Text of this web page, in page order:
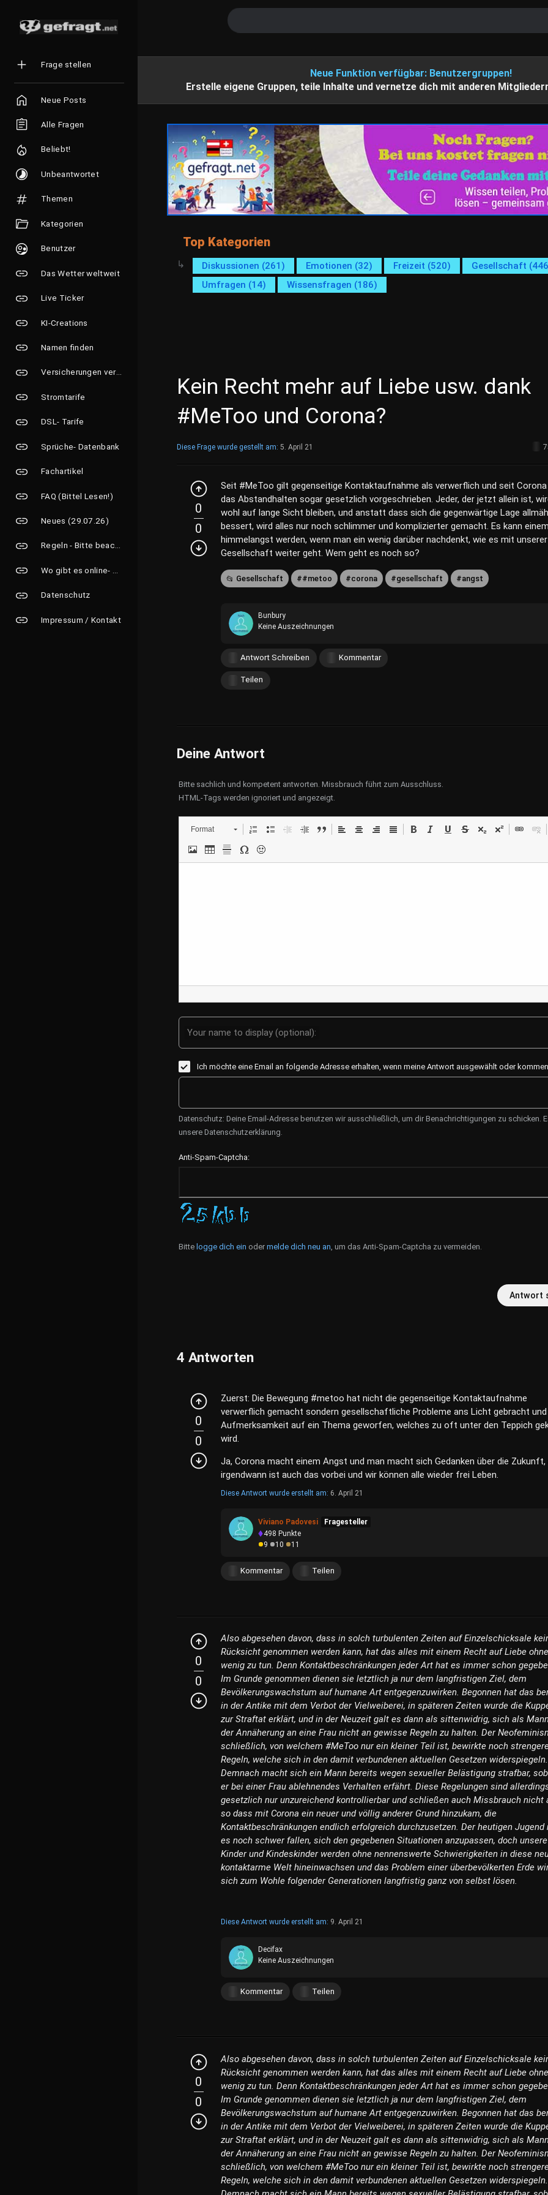
Neue Funktion verfügbar: Benutzergruppen!
Erstelle eigene Gruppen, teile Inhalte und vernetze dich mit anderen
Frage stellen
Neue Posts
Alle Fragen
Beliebt!
Unbeantwortet
Themen
Kategorien
Benutzer
Das Wetter weltweit
Live Ticker
KI-Creations
Namen finden
Versicherungen vergleichen
Stromtarife
DSL- Tarife
Sprüche- Datenbank
Fachartikel
FAQ (Bittel Lesen!)
Neues (29.07.26)
Regeln - Bitte beachten!
Wo gibt es online- Grusskarten?
Datenschutz
Impressum / Kontakt
Top Kategorien
Diskussionen (261) Emotionen (32) Freizeit (520) Gesellschaft
Umfragen (14)
Wissensfragen (186)
Kein Recht mehr auf Liebe usw. dank
#MeToo und Corona?
Diese Frage wurde gestellt am: 5. April 21
0
0
Seit #MeToo gilt gegenseitige Kontaktaufnahme als verwerflich und seit
das Abstandhalten sogar gesetzlich vorgeschrieben. Jeder, der jetzt allein ist,
wohl auf lange Sicht bleiben, und anstatt dass sich die gegenwärtige Lage
bessert, wird alles nur noch schlimmer und komplizierter gemacht. Es kann einem
himmelangst werden, wenn man ein wenig darüber nachdenkt, wie es mit unserer
Gesellschaft weiter geht. Wem geht es noch so?
Gesellschaft #metoo corona gesellschaft angst
Bunbury
Keine Auszeichnungen
Antwort Schreiben Kommentar
Teilen
Deine Antwort
Bitte sachlich und kompetent antworten. Missbrauch führt zum Ausschluss.
HTML-Tags werden ignoriert und angezeigt.
Format
Your name to display (optional):
Ich möchte eine Email an folgende Adresse erhalten, wenn meine Antwort ausgewählt oder
Datenschutz: Deine Email-Adresse benutzen wir ausschließlich, um dir Benachrichtigungen zu schicken.
unsere Datenschutzerklärung.
Anti-Spam-Captcha:
Bitte logge dich ein oder melde dich neu an, um das Anti-Spam-Captcha zu vermeiden.
Antwort
4 Antworten
0
0
Zuerst: Die Bewegung #metoo hat nicht die gegenseitige Kontaktaufnahme
verwerflich gemacht sondern gesellschaftliche Probleme ans Licht gebracht und
Aufmerksamkeit auf ein Thema geworfen, welches zu oft unter den Teppich
wird.
Ja, Corona macht einem Angst und man macht sich Gedanken über die Zukunft,
irgendwann ist auch das vorbei und wir können alle wieder frei Leben.
Diese Antwort wurde erstellt am: 6. April 21
Viviano Padovesi
Fragesteller
498 Punkte
9
10 11
Kommentar Teilen
0
0
Also abgesehen davon, dass in solch turbulenten Zeiten auf Einzelschicksale
Rücksicht genommen werden kann, hat das alles mit einem Recht auf Liebe
wenig zu tun. Denn Kontaktbeschränkungen jeder Art hat es immer schon
Im Grunde genommen dienen sie letztlich ja nur dem langfristigen Ziel, dem
Bevölkerungswachstum auf humane Art entgegenzuwirken. Begonnen hat das
in der Antike mit dem Verbot der Vielweiberei, in späteren Zeiten wurde die
zur Straftat erklärt, und in der Neuzeit galt es dann als sittenwidrig, sich als
der Annäherung an eine Frau nicht an gewisse Regeln zu halten. Der
schließlich, von welchem #MeToo nur ein kleiner Teil ist, bewirkte noch
Regeln, welche sich in den damit verbundenen aktuellen Gesetzen widerspiegeln.
Demnach macht sich ein Mann bereits wegen sexueller Belästigung strafbar,
er bei einer Frau ablehnendes Verhalten erfährt. Diese Regelungen sind
gesetzlich nur unzureichend kontrollierbar und schließen auch Missbrauch nicht
so dass mit Corona ein neuer und völlig anderer Grund hinzukam, die
Kontaktbeschränkungen endlich erfolgreich durchzusetzen. Der heutigen Jugend
es noch schwer fallen, sich den gegebenen Situationen anzupassen, doch unsere
Kinder und Kindeskinder werden ohne nennenswerte Schwierigkeiten in diese
kontaktarme Welt hineinwachsen und das Problem einer überbevölkerten Erde
sich zum Wohle folgender Generationen langfristig ganz von selbst lösen.
Diese Antwort wurde erstellt am: 9. April 21
Decifax
Keine Auszeichnungen
Kommentar Teilen
0
0
Also abgesehen davon, dass in solch turbulenten Zeiten auf Einzelschicksale
Rücksicht genommen werden kann, hat das alles mit einem Recht auf Liebe
wenig zu tun. Denn Kontaktbeschränkungen jeder Art hat es immer schon
Im Grunde genommen dienen sie letztlich ja nur dem langfristigen Ziel, dem
Bevölkerungswachstum auf humane Art entgegenzuwirken. Begonnen hat das
in der Antike mit dem Verbot der Vielweiberei, in späteren Zeiten wurde die
zur Straftat erklärt, und in der Neuzeit galt es dann als sittenwidrig, sich als
der Annäherung an eine Frau nicht an gewisse Regeln zu halten. Der
schließlich, von welchem #MeToo nur ein kleiner Teil ist, bewirkte noch
Regeln, welche sich in den damit verbundenen aktuellen Gesetzen widerspiegeln.
spiele zum